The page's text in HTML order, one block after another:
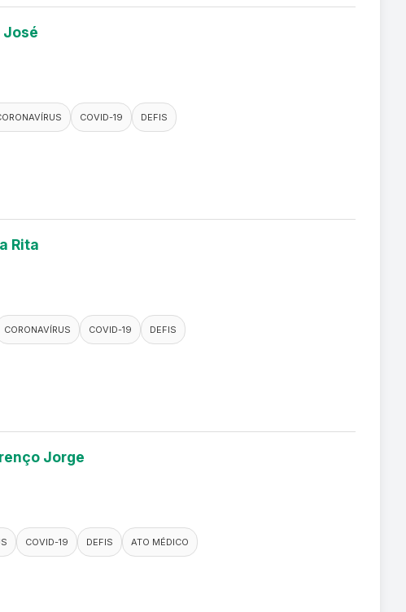
José
COVID-19
DEFIS
Rita
CORONAVÍRUS COVID-19
DEFIS
Jorge
COVID-19 DEFIS
ATO MÉDICO